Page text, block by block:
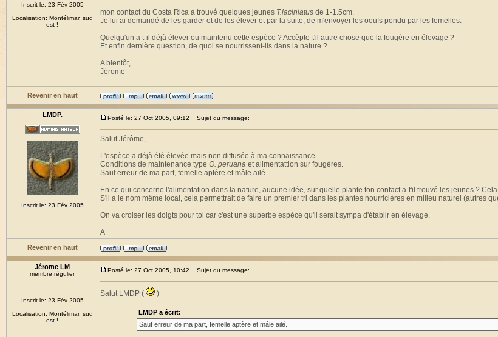
Inscrit le: 23 Fév 2005
Localisation: Montélimar, sud
est !
mon contact du Costa Rica a trouvé quelques jeunes T.laciniatus de 1-1.5cm.
Je lui ai demandé de les garder et de les élever et par la suite, de m'envoyer les oeufs pondu par les femelles.
Quelqu'un a t-il déjà élever ou maintenu cette espèce ? Accèpte-t'il autre chose que la fougère en élevage ?
Et enfin dernière question, de quoi se nourrissent-ils dans la nature ?
A bientôt,
Jérome
Revenir en haut
LMDP.
Inscrit le: 23 Fév 2005
Posté le: 27 Oct 2005, 09:12 Sujet du message:
Salut Jérôme,
L'espèce a déjà été élevée mais non diffusée à ma connaissance.
Conditions de maintenance type O. peruana et alimentattion sur fougères.
Sauf erreur de ma part, femelle aptère et mâle ailé.
En ce qui concerne l'alimentation dans la nature, aucune idée, sur quelle plante ton contact a-t'il trouvé les jeunes ?
S'il a le nom même local, cela permettrait de faire un premier tri dans les plantes nourricières en milieu naturel (autres
On va croiser les doigts pour toi car c'est une superbe espèce qu'il serait sympa d'établir en élevage.
A+
Revenir en haut
Jérome LM
membre régulier
Inscrit le: 23 Fév 2005
Localisation: Montélimar, sud
est !
Posté le: 27 Oct 2005, 10:42 Sujet du message:
Salut LMDP ( )
LMDP a écrit:
Sauf erreur de ma part, femelle aptère et mâle ailé.